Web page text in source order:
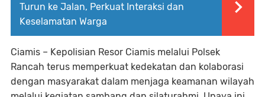
Turun ke Jalan, Perkuat Interaksi dan
Keselamatan Warga
Ciamis – Kepolisian Resor Ciamis melalui Polsek
Rancah terus memperkuat kedekatan dan kolaborasi
dengan masyarakat dalam menjaga keamanan wilayah